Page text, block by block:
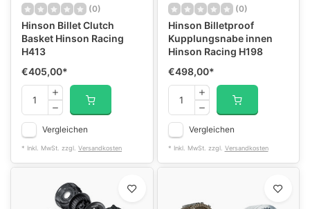
(0)
Hinson Billet Clutch
Basket Hinson Racing
H413
€405,00*
Vergleichen
* Inkl. MwSt. zzgl. Versandkosten
(0)
Hinson Billetproof
Kupplungsnabe innen
Hinson Racing H198
€498,00*
Vergleichen
* Inkl. MwSt. zzgl. Versandkosten